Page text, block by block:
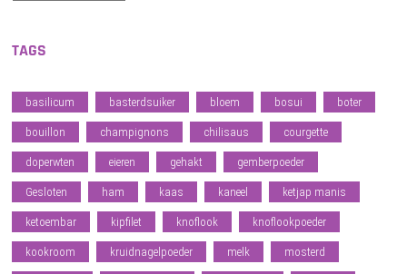
TAGS
basilicum basterdsuiker bloem bosui boter
bouillon champignons chilisaus courgette
doperwten eieren gehakt gemberpoeder
Gesloten ham kaas kaneel ketjap manis
ketoembar kipfilet knoflook knoflookpoeder
kookroom kruidnagelpoeder melk mosterd